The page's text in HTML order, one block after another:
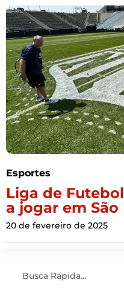
Esportes
Liga de
a jogar em São
20 de fevereiro de 2025